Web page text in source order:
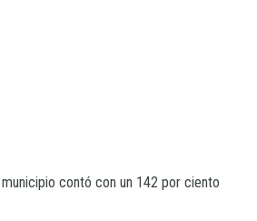
contó con un 142 por ciento